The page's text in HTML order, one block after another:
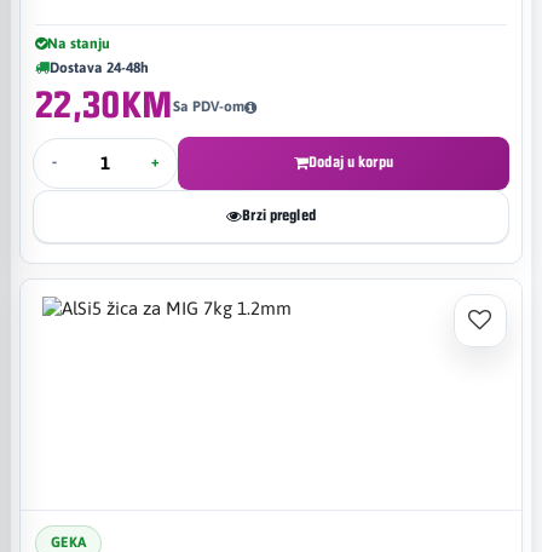
Na stanju
Dostava 24-48h
22,30KMSa PDV-om
- + Dodaj u korpu
Brzi pregled
GEKA